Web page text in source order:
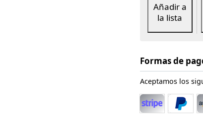
Añadir a
la lista
Formas de
Aceptamos los